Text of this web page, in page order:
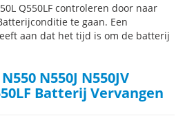
Q550LF controleren door naar
te gaan. Een
aan dat het tijd is om de batterij
N550J N550JV
Batterij Vervangen